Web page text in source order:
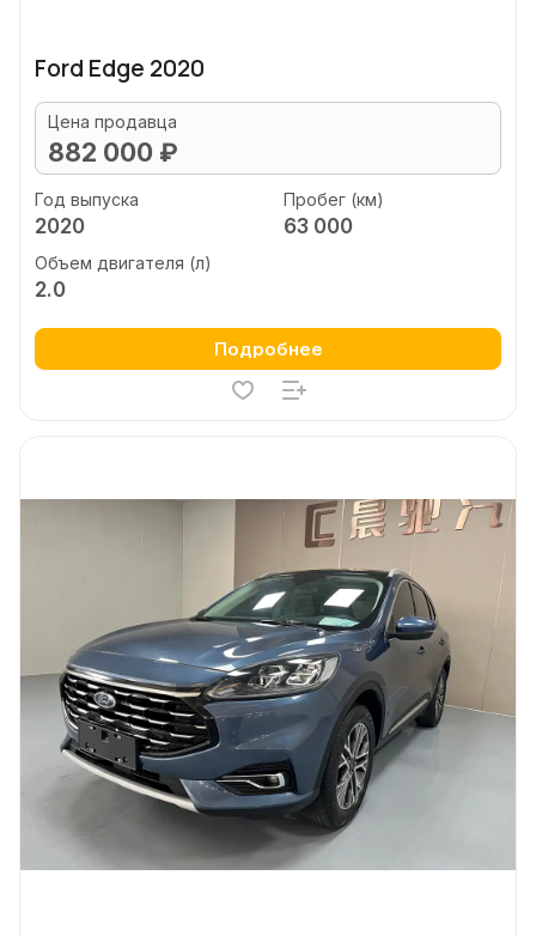
Ford Edge 2020
Цена продавца
882 000 ₽
Год выпуска
2020
Пробег (км)
63 000
Объем двигателя (л)
2.0
Подробнее